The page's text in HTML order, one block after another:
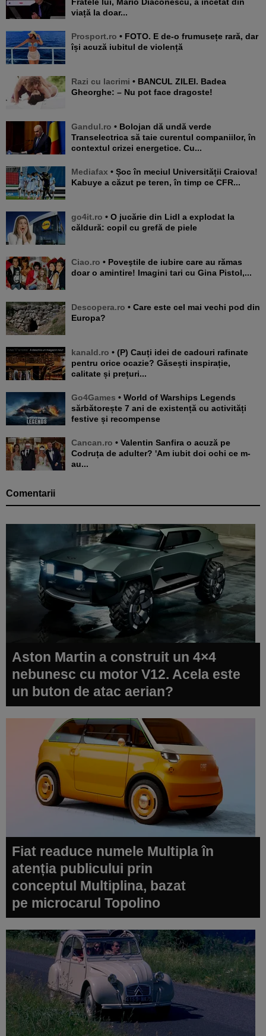
viață la doar...
Prosport.ro • FOTO. E de-o frumusețe rară, dar
își acuză iubitul de violență
Razi cu lacrimi • BANCUL ZILEI. Badea
Gheorghe: – Nu pot face dragoste!
Gandul.ro • Bolojan dă undă verde
Transelectrica să taie curentul companiilor, în
contextul crizei energetice. Cu...
Mediafax • Șoc în meciul Universității Craiova!
Kabuye a căzut pe teren, în timp ce CFR...
go4it.ro • O jucărie din Lidl a explodat la
căldură: copil cu grefă de piele
Ciao.ro • Poveştile de iubire care au rămas
doar o amintire! Imagini tari cu Gina Pistol,...
Descopera.ro • Care este cel mai vechi pod din
Europa?
kanald.ro • (P) Cauți idei de cadouri rafinate
pentru orice ocazie? Găsești inspirație,
calitate și prețuri...
Go4Games • World of Warships Legends
sărbătorește 7 ani de existență cu activități
festive și recompense
Cancan.ro • Valentin Sanfira o acuză pe
Codruța de adulter? 'Am iubit doi ochi ce m-
au...
Comentarii
Aston Martin a construit un 4×4
nebunesc cu motor V12. Acela este
un buton de atac aerian?
Fiat readuce numele Multipla în
atenția publicului prin
conceptul Multiplina, bazat
pe microcarul Topolino